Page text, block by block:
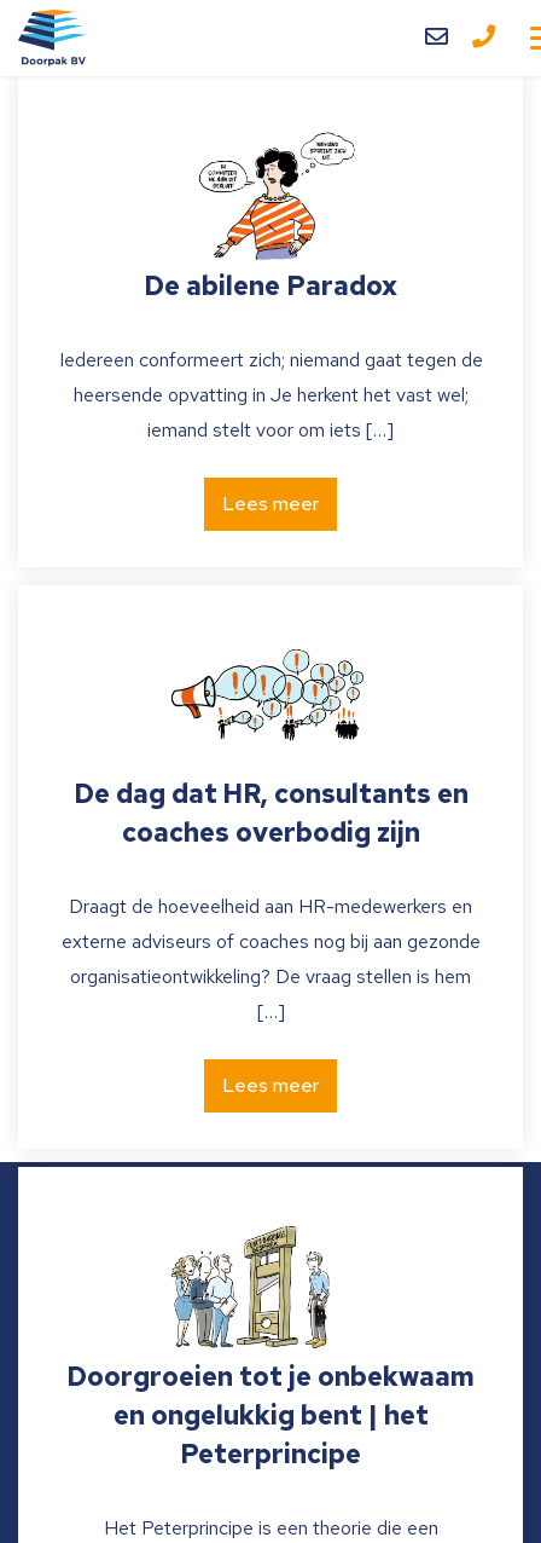
De abilene Paradox
Iedereen conformeert zich; niemand gaat tegen de
heersende opvatting in Je herkent het vast wel;
iemand stelt voor om iets […]
Lees meer
De dag dat HR, consultants en
coaches overbodig zijn
Draagt de hoeveelheid aan HR-medewerkers en
externe adviseurs of coaches nog bij aan gezonde
organisatieontwikkeling? De vraag stellen is hem
[…]
Lees meer
Doorgroeien tot je onbekwaam
en ongelukkig bent | het
Peterprincipe
Het Peterprincipe is een theorie die een